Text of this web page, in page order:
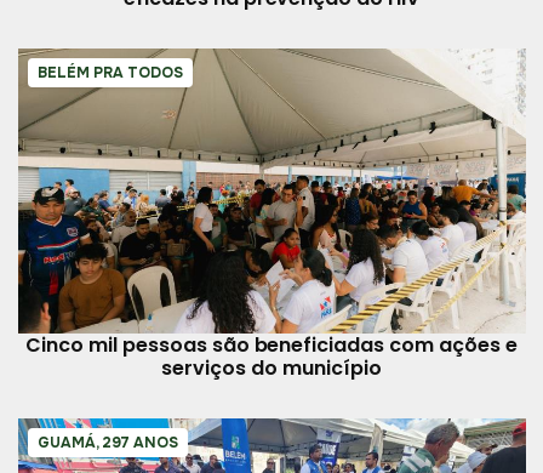
BELÉM PRA TODOS
Cinco mil pessoas são beneficiadas com ações e
serviços do município
GUAMÁ, 297 ANOS